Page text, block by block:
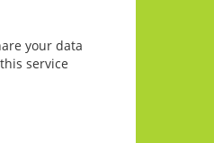
your data
service